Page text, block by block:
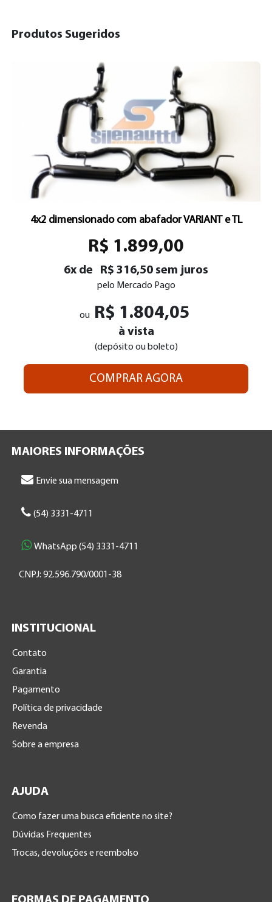
Produtos Sugeridos
4x2 dimensionado com abafador VARIANT e TL
R$ 1.899,00
6x de R$ 316,50 sem juros
pelo Mercado Pago
ou R$ 1.804,05
à vista
(depósito ou boleto)
COMPRAR AGORA
MAIORES INFORMAÇÕES
Envie sua mensagem
(54) 3331-4711
WhatsApp (54) 3331-4711
CNPJ: 92.596.790/0001-38
INSTITUCIONAL
Contato
Garantia
Pagamento
Política de privacidade
Revenda
Sobre a empresa
AJUDA
Como fazer uma busca eficiente no site?
Dúvidas Frequentes
Trocas, devoluções e reembolso